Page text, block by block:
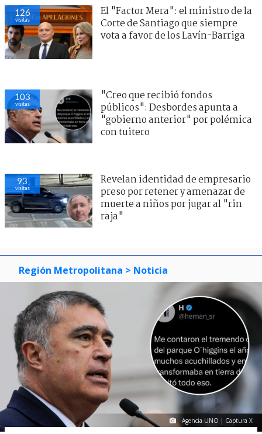
126
visitas
El "Factor Mera": el ministro de la
Corte de Santiago que siempre
vota a favor de los Lavín-Barriga
103
visitas
"Creo que recibió fondos
públicos": Desbordes apunta a
"gobierno anterior" por polémica
con tuitero
93
visitas
Revelan identidad de empresario
preso por retener y amenazar de
muerte a niños por jugar al "rin
raja"
Región Metropolitana > Noticia
Agencia UNO | Captura X